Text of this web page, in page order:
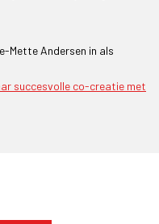
Mette Andersen in als
succesvolle co-creatie met